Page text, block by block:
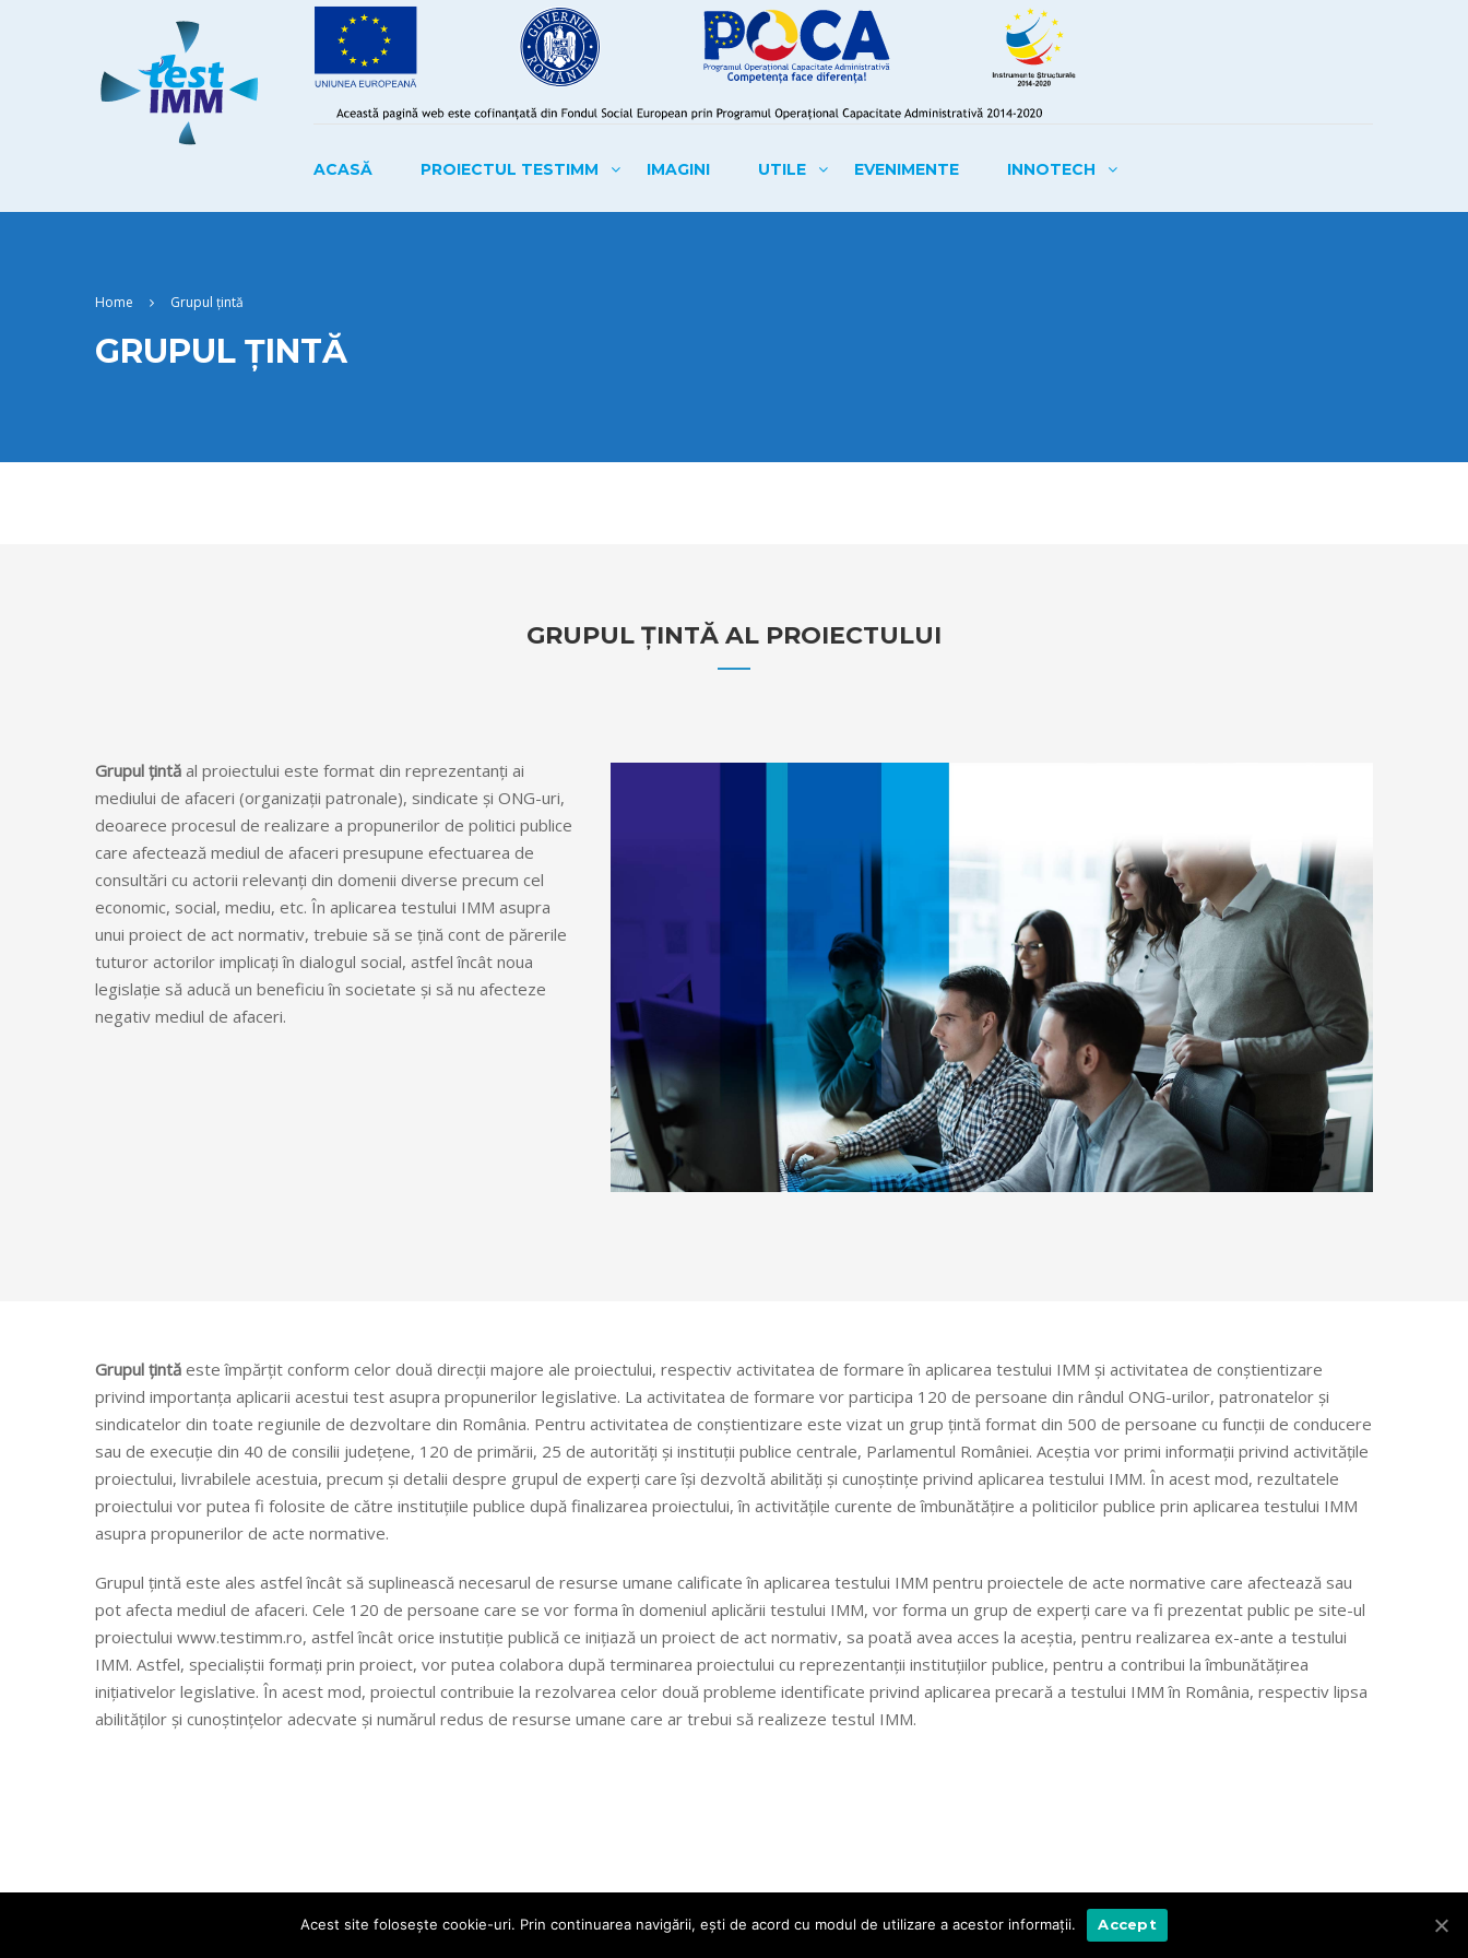
ACASĂ PROIECTUL TESTIMM IMAGINI UTILE EVENIMENTE INNOTECH
Home Grupul țintă
GRUPUL ȚINTĂ
GRUPUL ȚINTĂ AL PROIECTULUI
Grupul țintă al proiectului este format din reprezentanți ai
mediului de afaceri (organizații patronale), sindicate și ONG-uri,
deoarece procesul de realizare a propunerilor de politici publice
care afectează mediul de afaceri presupune efectuarea de
consultări cu actorii relevanți din domenii diverse precum cel
economic, social, mediu, etc. În aplicarea testului IMM asupra
unui proiect de act normativ, trebuie să se țină cont de părerile
tuturor actorilor implicați în dialogul social, astfel încât noua
legislație să aducă un beneficiu în societate și să nu afecteze
negativ mediul de afaceri.
Grupul țintă este împărțit conform celor două direcții majore ale proiectului, respectiv activitatea de formare în aplicarea testului IMM și activitatea de conștientizare
privind importanța aplicarii acestui test asupra propunerilor legislative. La activitatea de formare vor participa 120 de persoane din rândul ONG-urilor, patronatelor și
sindicatelor din toate regiunile de dezvoltare din România. Pentru activitatea de conștientizare este vizat un grup țintă format din 500 de persoane cu funcții de conducere
sau de execuție din 40 de consilii județene, 120 de primării, 25 de autorități și instituții publice centrale, Parlamentul României. Aceștia vor primi informații privind activitățile
proiectului, livrabilele acestuia, precum și detalii despre grupul de experți care își dezvoltă abilități și cunoștințe privind aplicarea testului IMM. În acest mod, rezultatele
proiectului vor putea fi folosite de către instituțiile publice după finalizarea proiectului, în activitățile curente de îmbunătățire a politicilor publice prin aplicarea testului IMM
asupra propunerilor de acte normative.
Grupul țintă este ales astfel încât să suplinească necesarul de resurse umane calificate în aplicarea testului IMM pentru proiectele de acte normative care afectează sau
pot afecta mediul de afaceri. Cele 120 de persoane care se vor forma în domeniul aplicării testului IMM, vor forma un grup de experți care va fi prezentat public pe site-ul
proiectului www.testimm.ro, astfel încât orice instutiție publică ce inițiază un proiect de act normativ, sa poată avea acces la aceștia, pentru realizarea ex-ante a testului
IMM. Astfel, specialiștii formați prin proiect, vor putea colabora după terminarea proiectului cu reprezentanții instituțiilor publice, pentru a contribui la îmbunătățirea
inițiativelor legislative. În acest mod, proiectul contribuie la rezolvarea celor două probleme identificate privind aplicarea precară a testului IMM în România, respectiv lipsa
abilităților și cunoștințelor adecvate și numărul redus de resurse umane care ar trebui să realizeze testul IMM.
Acest site foloseşte cookie-uri. Prin continuarea navigării, eşti de acord cu modul de utilizare a acestor informaţii. Accept